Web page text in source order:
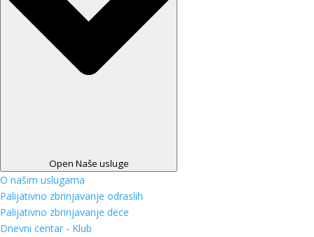
Open Naše usluge
O našim uslugama
Palijativno zbrinjavanje odraslih
Palijativno zbrinjavanje dece
Dnevni centar - Klub